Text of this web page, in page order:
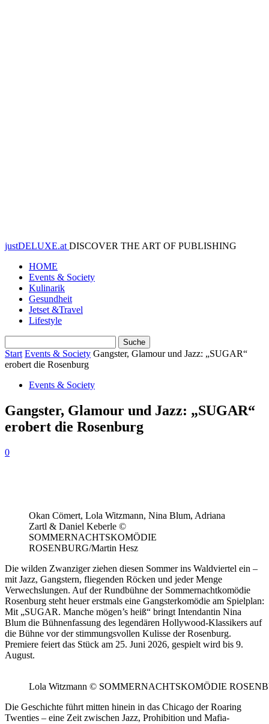
justDELUXE.at DISCOVER THE ART OF PUBLISHING
HOME
Events & Society
Kulinarik
Gesundheit
Jetset &Travel
Lifestyle
Start Events & Society Gangster, Glamour und Jazz: „SUGAR“
erobert die Rosenburg
Events & Society
Gangster, Glamour und Jazz: „SUGAR“
erobert die Rosenburg
0
Okan Cömert, Lola Witzmann, Nina Blum, Adriana
Zartl & Daniel Keberle ©
SOMMERNACHTSKOMÖDIE
ROSENBURG/Martin Hesz
Die wilden Zwanziger ziehen diesen Sommer ins Waldviertel ein –
mit Jazz, Gangstern, fliegenden Röcken und jeder Menge
Verwechslungen. Auf der Rundbühne der Sommernachtkomödie
Rosenburg steht heuer erstmals eine Gangsterkomödie am Spielplan:
Mit „SUGAR. Manche mögen’s heiß“ bringt Intendantin Nina
Blum die Bühnenfassung des legendären Hollywood-Klassikers auf
die Bühne vor der stimmungsvollen Kulisse der Rosenburg.
Premiere feiert das Stück am 25. Juni 2026, gespielt wird bis 9.
August.
Lola Witzmann © SOMMERNACHTSKOMÖDIE
Die Geschichte führt mitten hinein in das Chicago der Roaring
Twenties – eine Zeit zwischen Jazz, Prohibition und Mafia-